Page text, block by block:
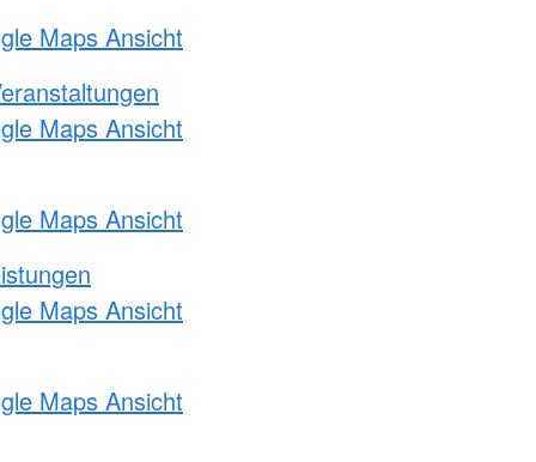
Maps Ansicht
Maps Ansicht
Maps Ansicht
Maps Ansicht
Maps Ansicht